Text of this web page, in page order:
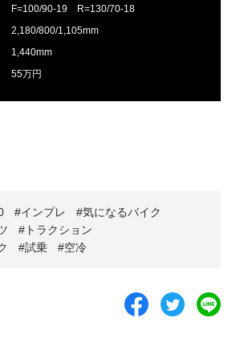
F=100/90-19 R=130/70-18
2,180/800/1,105mm
1,440mm
55万円
インプレ
気になるバイク
トラクション
試乗 空冷